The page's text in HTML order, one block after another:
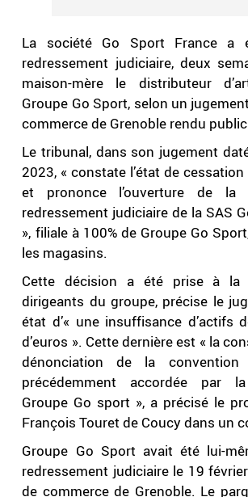
La société Go Sport France a
redressement judiciaire, deux
maison-mère le distributeur
Groupe Go Sport, selon un
commerce de Grenoble rendu
Le tribunal, dans son jugement
2023, « constate l’état de
et prononce l’ouverture de la
redressement judiciaire de la SAS
», filiale à 100% de Groupe Go
les magasins.
Cette décision a été prise à la
dirigeants du groupe, précise le
état d’« une insuffisance d’actifs
d’euros ». Cette dernière est « la
dénonciation de la convention
précédemment accordée par
Groupe Go sport », a précisé le
François Touret de Coucy dans un
Groupe Go Sport avait été lui-
redressement judiciaire le 19
de commerce de Grenoble. Le